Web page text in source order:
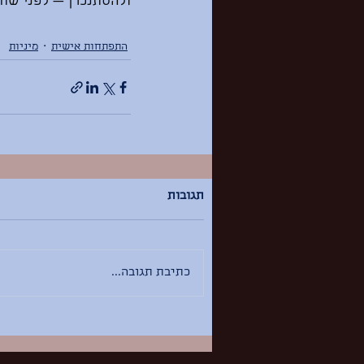
התפתחות אישית מיניות
תגובות
כתיבת תגובה...